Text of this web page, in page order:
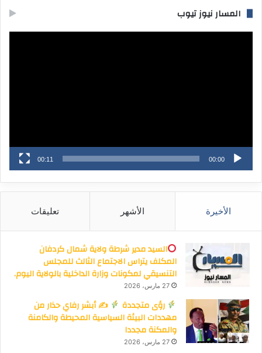
المسار نيوز تيوب
00:00
00:11
الأخيرة الأشهر تعليقات
السيد مدير شرطة ولاية شمال كردفان
المكلف يتراس الاجتماع الثالث للمجلس
التنسيقي لمكونات وزارة الداخلية بالولاية اليوم.
27 مارس، 2026
رؤى متجددة ✍أبشر رفاي حذار من
مهددات البيئة السياسية المحيطة والكامنة
والمكنة مجددا
27 مارس، 2026